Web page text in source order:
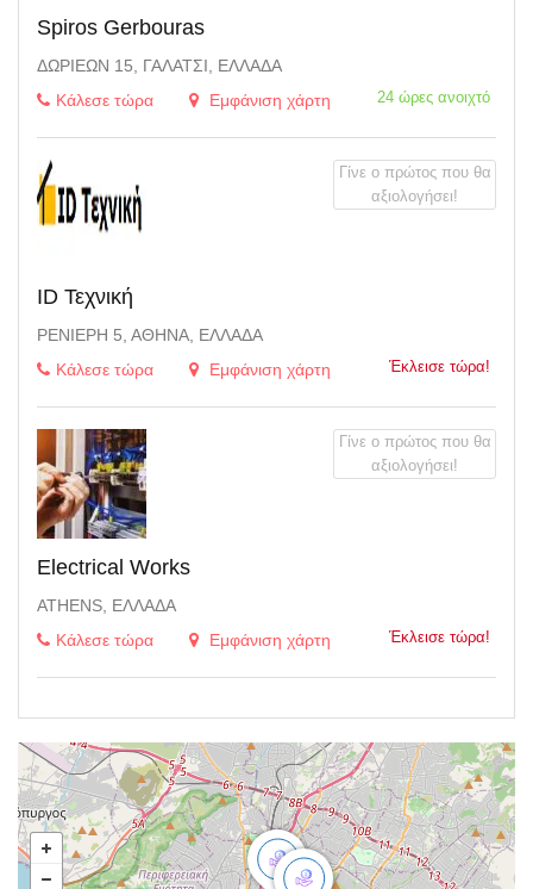
Spiros Gerbouras
ΔΩΡΙΈΩΝ 15, ΓΑΛΆΤΣΙ, ΕΛΛΆΔΑ
Κάλεσε τώρα
Εμφάνιση χάρτη 24 ώρες ανοιχτό
ID Τεχνική
ΡΕΝΙΈΡΗ 5, ΑΘΉΝΑ, ΕΛΛΆΔΑ
Κάλεσε τώρα
Εμφάνιση χάρτη Έκλεισε τώρα!
Γίνε ο πρώτος που θα
αξιολογήσει!
Electrical Works
ATHENS, ΕΛΛΆΔΑ
Κάλεσε τώρα
Εμφάνιση χάρτη Έκλεισε τώρα!
Γίνε ο πρώτος που θα
αξιολογήσει!